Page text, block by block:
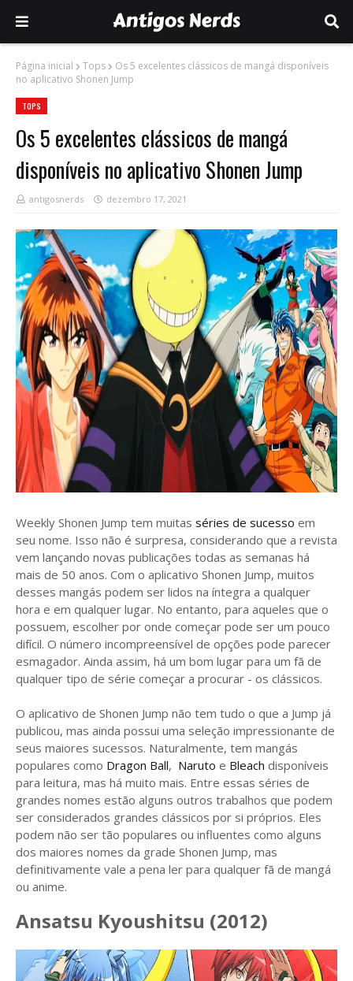
Página inicial Tops
Os 5 excelentes clássicos de mangá disponíveis
no aplicativo Shonen Jump
TOPS
Os 5 excelentes clássicos de mangá
disponíveis no aplicativo Shonen Jump
antigosnerds dezembro 17, 2021
Weekly Shonen Jump tem muitas séries de sucesso em
seu nome. Isso não é surpresa, considerando que a revista
vem lançando novas publicações todas as semanas há
mais de 50 anos. Com o aplicativo Shonen Jump, muitos
desses mangás podem ser lidos na íntegra a qualquer
hora e em qualquer lugar. No entanto, para aqueles que o
possuem, escolher por onde começar pode ser um pouco
difícil. O número incompreensível de opções pode parecer
esmagador. Ainda assim, há um bom lugar para um fã de
qualquer tipo de série começar a procurar - os clássicos.
O aplicativo de Shonen Jump não tem tudo o que a Jump já
publicou, mas ainda possui uma seleção impressionante de
seus maiores sucessos. Naturalmente, tem mangás
populares como Dragon Ball, Naruto e Bleach disponíveis
para leitura, mas há muito mais. Entre essas séries de
grandes nomes estão alguns outros trabalhos que podem
ser considerados grandes clássicos por si próprios. Eles
podem não ser tão populares ou influentes como alguns
dos maiores nomes da grade Shonen Jump, mas
definitivamente vale a pena ler para qualquer fã de mangá
ou anime.
Ansatsu Kyoushitsu (2012)